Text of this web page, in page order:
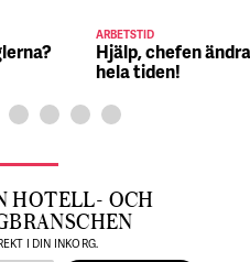
ARBETSTID
Hjälp, chefen
hela tiden!
HOTELL- OCH
I DIN INKORG.